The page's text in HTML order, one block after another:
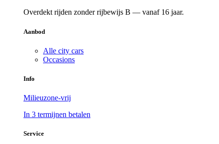
Overdekt rijden zonder rijbewijs B — vanaf 16 jaar.
Aanbod
Alle city cars
Occasions
Info
Milieuzone-vrij
In 3 termijnen betalen
Service